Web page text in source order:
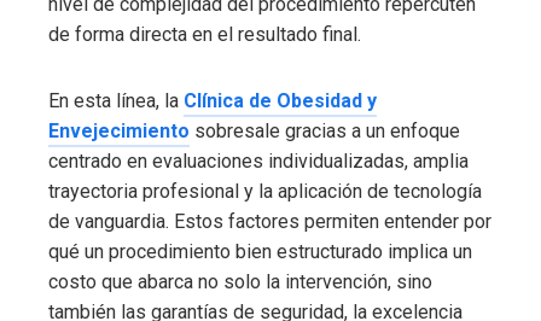
de forma directa en el resultado final.
En esta línea, la Clínica de Obesidad y
Envejecimiento sobresale gracias a un enfoque
centrado en evaluaciones individualizadas, amplia
trayectoria profesional y la aplicación de tecnología
de vanguardia. Estos factores permiten entender por
qué un procedimiento bien estructurado implica un
costo que abarca no solo la intervención, sino
también las garantías de seguridad, la excelencia